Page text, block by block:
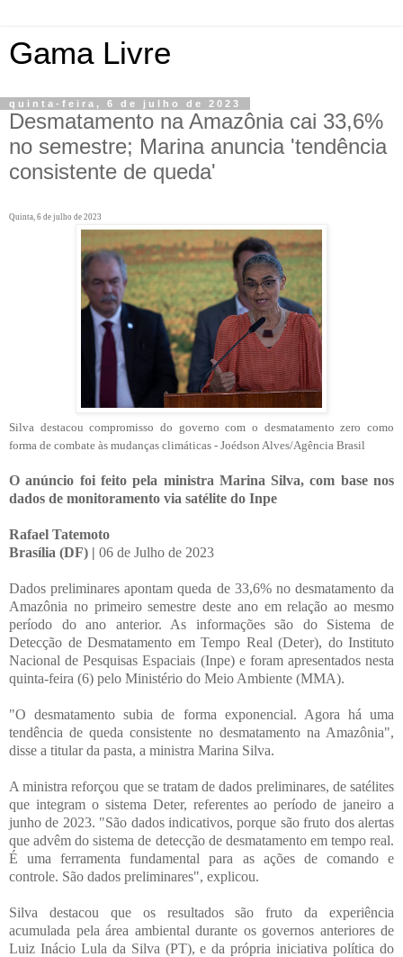
Gama Livre
quinta-feira, 6 de julho de 2023
Desmatamento na Amazônia cai 33,6%
no semestre; Marina anuncia 'tendência
consistente de queda'
Quinta, 6 de julho de 2023
Silva destacou compromisso do governo com o desmatamento zero como
forma de combate às mudanças climáticas - Joédson Alves/Agência Brasil
O anúncio foi feito pela ministra Marina Silva, com base nos
dados de monitoramento via satélite do Inpe
Rafael Tatemoto
Brasília (DF) | 06 de Julho de 2023
Dados preliminares apontam queda de 33,6% no desmatamento da
Amazônia no primeiro semestre deste ano em relação ao mesmo
período do ano anterior. As informações são do Sistema de
Detecção de Desmatamento em Tempo Real (Deter), do Instituto
Nacional de Pesquisas Espaciais (Inpe) e foram apresentados nesta
quinta-feira (6) pelo Ministério do Meio Ambiente (MMA).
"O desmatamento subia de forma exponencial. Agora há uma
tendência de queda consistente no desmatamento na Amazônia",
disse a titular da pasta, a ministra Marina Silva.
A ministra reforçou que se tratam de dados preliminares, de satélites
que integram o sistema Deter, referentes ao período de janeiro a
junho de 2023. "São dados indicativos, porque são fruto dos alertas
que advêm do sistema de detecção de desmatamento em tempo real.
É uma ferramenta fundamental para as ações de comando e
controle. São dados preliminares", explicou.
Silva destacou que os resultados são fruto da experiência
acumulada pela área ambiental durante os governos anteriores de
Luiz Inácio Lula da Silva (PT), e da própria iniciativa política do